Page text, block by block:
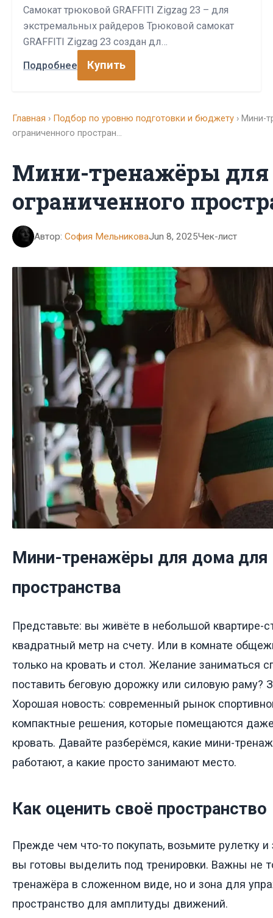
Самокат трюковой GRAFFITI Zigzag 23 – для
экстремальных райдеров Трюковой самокат
GRAFFITI Zigzag 23 создан дл…
Подробнее Купить
Главная › Подбор по уровню подготовки и бюджету › Мини-
ограниченного простран…
Мини-тренажёры для
ограниченного
Автор: София МельниковаJun 8, 2025Чек-лист
Мини-тренажёры для дома для
пространства
Представьте: вы живёте в небольшой квартире-
квадратный метр на счету. Или в комнате
только на кровать и стол. Желание заниматься
поставить беговую дорожку или силовую раму?
Хорошая новость: современный рынок
компактные решения, которые помещаются
кровать. Давайте разберёмся, какие мини-
работают, а какие просто занимают место.
Как оценить своё пространство
Прежде чем что-то покупать, возьмите рулетку и
вы готовы выделить под тренировки. Важны не
тренажёра в сложенном виде, но и зона для
пространство для амплитуды движений.